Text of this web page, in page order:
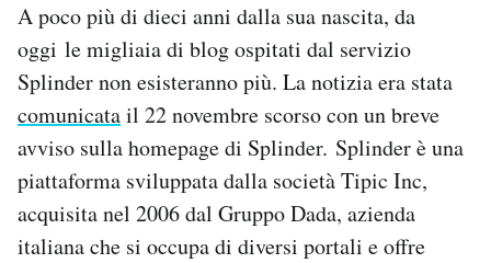
I MIEI PREFERITI
CALENDARIO
AREA PERSONALE
A poco più di dieci anni dalla sua nascita, da
oggi le migliaia di blog ospitati dal servizio
Splinder non esisteranno più. La notizia era stata
comunicatail 22 novembre scorso con un breve
avviso sulla homepage di Splinder. Splinder è una
piattaforma sviluppata dalla società Tipic Inc,
acquisita nel 2006 dal Gruppo Dada, azienda
italiana che si occupa di diversi portali e offre